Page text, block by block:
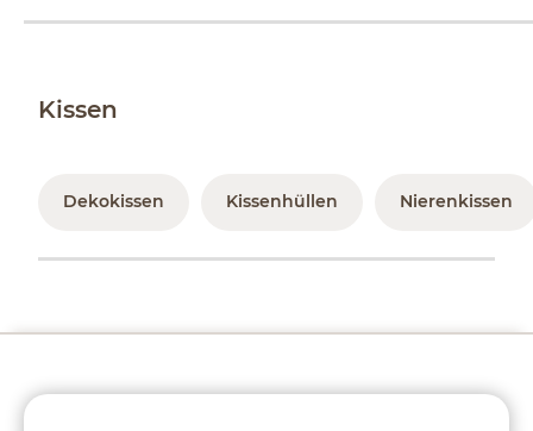
Kissen
Dekokissen Kissenhüllen Nierenkissen